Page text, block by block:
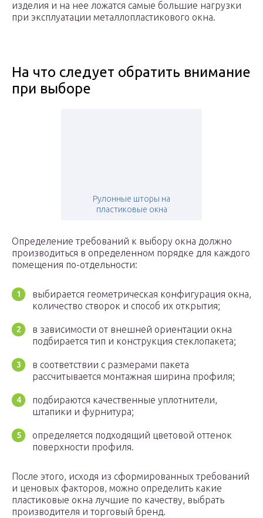
изделия и на нее ложатся самые большие нагрузки
при эксплуатации металлопластикового окна.
На что следует обратить внимание
при выборе
Рулонные шторы на
пластиковые окна
Определение требований к выбору окна должно
производиться в определенном порядке для каждого
помещения по-отдельности:
выбирается геометрическая конфигурация окна,
количество створок и способ их открытия;
в зависимости от внешней ориентации окна
подбирается тип и конструкция стеклопакета;
в соответствии с размерами пакета
рассчитывается монтажная ширина профиля;
подбираются качественные уплотнители,
штапики и фурнитура;
определяется подходящий цветовой оттенок
поверхности профиля.
После этого, исходя из сформированных требований
и ценовых факторов, можно определить какие
пластиковые окна лучшие по качеству, выбрать
производителя и торговый бренд.